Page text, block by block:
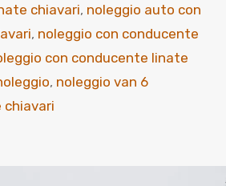
chiavari, noleggio auto con
, noleggio con conducente
con conducente linate
, noleggio van 6
chiavari